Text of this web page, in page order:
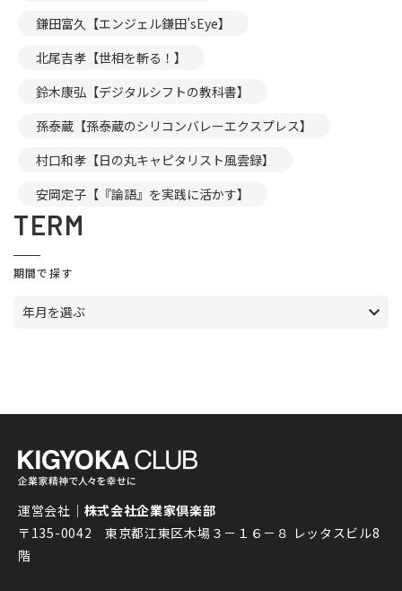
鎌田富久【エンジェル鎌田’sEye】
北尾吉孝【世相を斬る！】
鈴木康弘【デジタルシフトの教科書】
孫泰蔵【孫泰蔵のシリコンバレーエクスプレス】
村口和孝【日の丸キャピタリスト風雲録】
安岡定子【『論語』を実践に活かす】
TERM
期間で探す
年月を選ぶ
運営会社｜ 株式会社企業家倶楽部
〒135-0042 東京都江東区木場３－１６－８ レッタスビル8
階